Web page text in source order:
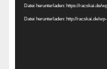
Datei herunterladen: https://racskai.de/
Datei herunterladen: http://racskai.de/